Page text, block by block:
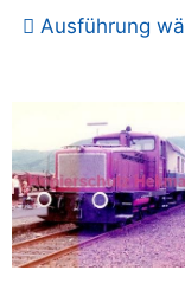
Ausführung